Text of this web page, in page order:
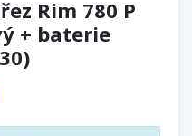
Rim 780 P
+ baterie